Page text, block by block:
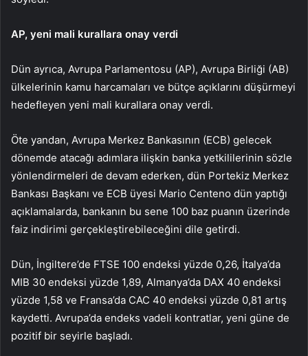
AP, yeni mali kurallara onay verdi
Dün ayrıca, Avrupa Parlamentosu (AP), Avrupa Birliği (AB)
ülkelerinin kamu harcamaları ve bütçe açıklarını düşürmeyi
hedefleyen yeni mali kurallara onay verdi.
Öte yandan, Avrupa Merkez Bankasının (ECB) gelecek
dönemde atacağı adımlara ilişkin banka yetkililerinin sözle
yönlendirmeleri de devam ederken, dün Portekiz Merkez
Bankası Başkanı ve ECB üyesi Mario Centeno dün yaptığı
açıklamalarda, bankanın bu sene 100 baz puanın üzerinde
faiz indirimi gerçekleştirebileceğini dile getirdi.
Dün, İngiltere’de FTSE 100 endeksi yüzde 0,26, İtalya’da
MIB 30 endeksi yüzde 1,89, Almanya’da DAX 40 endeksi
yüzde 1,58 ve Fransa’da CAC 40 endeksi yüzde 0,81 artış
kaydetti. Avrupa’da endeks vadeli kontratlar, yeni güne de
pozitif bir seyirle başladı.